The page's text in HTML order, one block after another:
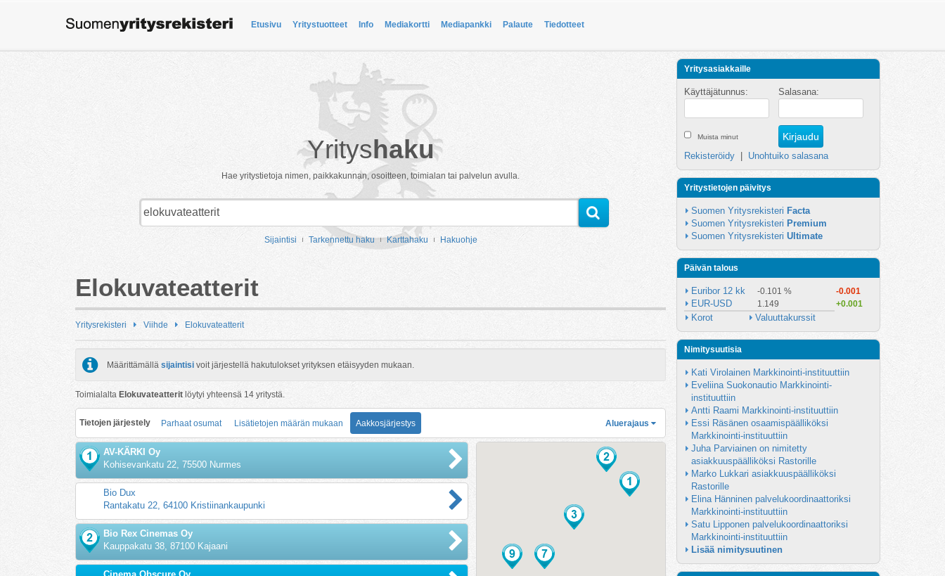
Etusivu Yritystuotteet Info Mediakortti Mediapankki Palaute Tiedotteet
Yrityshaku
Hae yritystietoja nimen, paikkakunnan, osoitteen, toimialan tai palvelun avulla.
Sijaintisi Tarkennettu haku Karttahaku Hakuohje
Elokuvateatterit
Yritysrekisteri Viihde Elokuvateatterit
Määrittämällä sijaintisi voit järjestellä hakutulokset yrityksen etäisyyden mukaan.
Toimialalta Elokuvateatterit löytyi yhteensä 14 yritystä.
Tietojen järjestely Parhaat osumat Lisätietojen määrän mukaan Aakkosjärjestys Aluerajaus
AV-KÄRKI Oy
Kohisevankatu 22, 75500 Nurmes
Bio Dux
Rantakatu 22, 64100 Kristiinankaupunki
Bio Rex Cinemas Oy
Kauppakatu 38, 87100 Kajaani
Yritysasiakkaille
Käyttäjätunnus: Salasana:
Muista minut
Rekisteröidy Unohtuiko salasana
Yritystietojen päivitys
Suomen Yritysrekisteri Facta
Suomen Yritysrekisteri Premium
Suomen Yritysrekisteri Ultimate
Päivän talous
Euribor 12 kk -0.101 % -0.001
EUR-USD 1.149 +0.001
Korot Valuuttakurssit
Nimitysuutisia
Kati Virolainen Markkinointi-instituuttiin
Eveliina Suokonautio Markkinointi-
instituuttiin
Antti Raami Markkinointi-instituuttiin
Essi Räsänen osaamispäälliköksi
Markkinointi-instituuttiin
Juha Parviainen on nimitetty
asiakkuuspäälliköksi Rastorille
Marko Lukkari asiakkuuspäälliköksi
Rastorille
Elina Hänninen palvelukoordinaattoriksi
Markkinointi-instituuttiin
Satu Lipponen palvelukoordinaattoriksi
Markkinointi-instituuttiin
Lisää nimitysuutinen